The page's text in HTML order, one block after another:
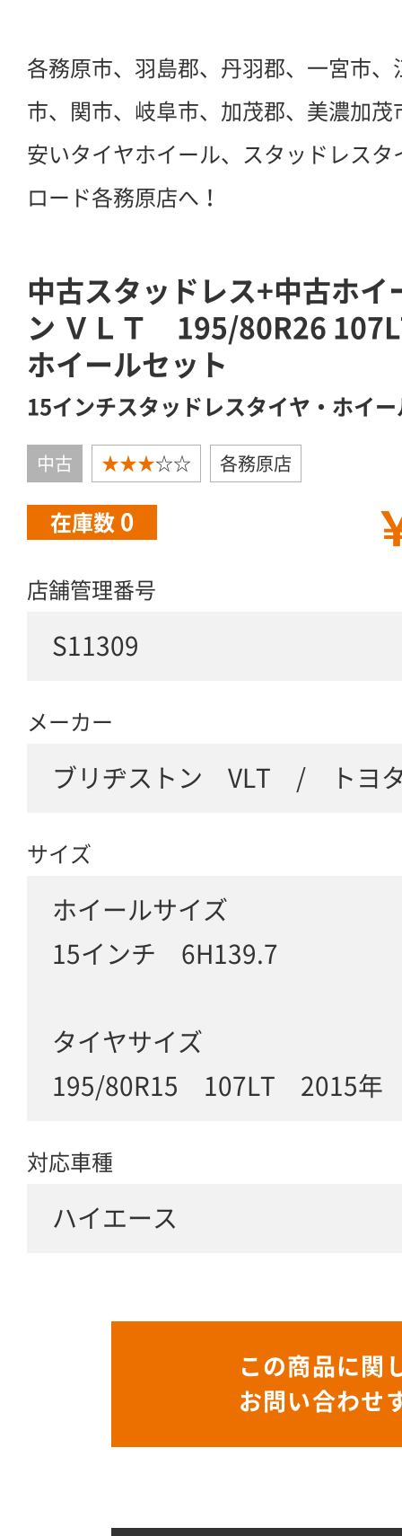
各務原市、羽島郡、丹羽郡、一宮市
市、関市、岐阜市、加茂郡、美濃加茂
安いタイヤホイール、スタッドレス
ロード各務原店へ！
中古スタッドレス+中古ホ
ン ＶＬＴ 195/80R26
ホイールセット
15インチスタッドレスタイヤ・ホイ
中古 ★★★☆☆ 各務原店
在庫数 0
店舗管理番号
S11309
メーカー
ブリヂストン VLT / トヨ
サイズ
ホイールサイズ
15インチ 6H139.7
タイヤサイズ
195/80R15 107LT 2015年
対応車種
ハイエース
この商品に関
お問い合わせ